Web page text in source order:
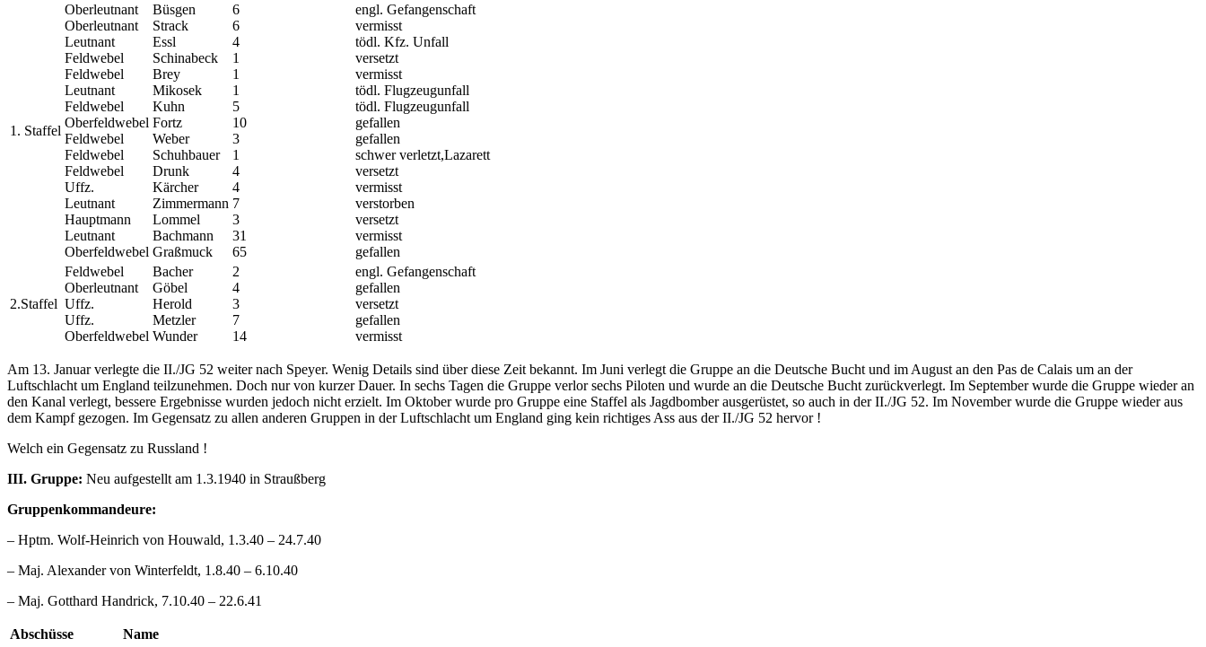
1. Staffel
Oberleutnant
Oberleutnant
Leutnant
Feldwebel
Feldwebel
Leutnant
Feldwebel
Oberfeldwebel
Feldwebel
Feldwebel
Feldwebel
Uffz.
Leutnant
Hauptmann
Leutnant
Oberfeldwebel
Büsgen
Strack
Essl
Schinabeck
Brey
Mikosek
Kuhn
Fortz
Weber
Schuhbauer
Drunk
Kärcher
Zimmermann
Lommel
Bachmann
Graßmuck
6
6
4
1
1
1
5
10
3
1
4
4
7
3
31
65
engl. Gefangenschaft
vermisst
tödl. Kfz. Unfall
versetzt
vermisst
tödl. Flugzeugunfall
tödl. Flugzeugunfall
gefallen
gefallen
schwer verletzt,Lazarett
versetzt
vermisst
verstorben
versetzt
vermisst
gefallen
2.Staffel
Feldwebel
Oberleutnant
Uffz.
Uffz.
Oberfeldwebel
Bacher
Göbel
Herold
Metzler
Wunder
2
4
3
7
14
engl. Gefangenschaft
gefallen
versetzt
gefallen
vermisst
Am 13. Januar verlegte die II./JG 52 weiter nach Speyer. Wenig Details sind über diese Zeit bekannt. Im Juni verlegt die Gruppe an die Deutsche Bucht und im August an den Pas de Calais um an der
Luftschlacht um England teilzunehmen. Doch nur von kurzer Dauer. In sechs Tagen die Gruppe verlor sechs Piloten und wurde an die Deutsche Bucht zurückverlegt. Im September wurde die Gruppe wieder an
den Kanal verlegt, bessere Ergebnisse wurden jedoch nicht erzielt. Im Oktober wurde pro Gruppe eine Staffel als Jagdbomber ausgerüstet, so auch in der II./JG 52. Im November wurde die Gruppe wieder aus
dem Kampf gezogen. Im Gegensatz zu allen anderen Gruppen in der Luftschlacht um England ging kein richtiges Ass aus der II./JG 52 hervor !
Welch ein Gegensatz zu Russland !
III. Gruppe: Neu aufgestellt am 1.3.1940 in Straußberg
Gruppenkommandeure:
– Hptm. Wolf-Heinrich von Houwald, 1.3.40 – 24.7.40
– Maj. Alexander von Winterfeldt, 1.8.40 – 6.10.40
– Maj. Gotthard Handrick, 7.10.40 – 22.6.41
Abschüsse
Name